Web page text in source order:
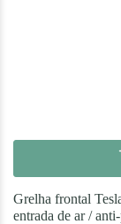
Grelha frontal
entrada de ar /